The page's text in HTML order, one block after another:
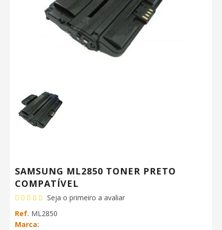
SAMSUNG ML2850 TONER PRETO
COMPATÍVEL
Seja o primeiro a avaliar
Ref. ML2850
Marca: